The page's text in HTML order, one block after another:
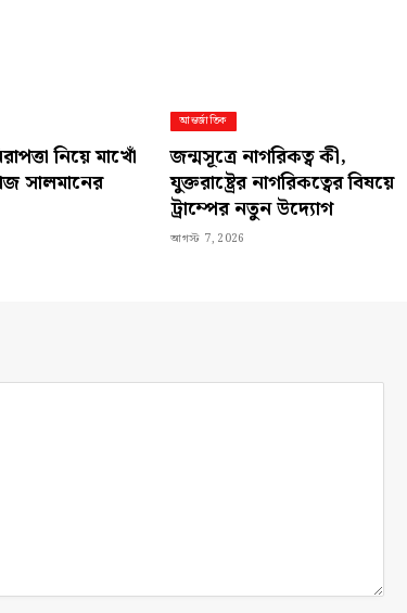
নিয়ে মাখোঁ
সালমানের
আন্তর্জাতিক
জন্মসূত্রে নাগরিকত্ব কী,
যুক্তরাষ্ট্রের নাগরিকত্বের বিষয়ে
ট্রাম্পের নতুন উদ্যোগ
আগস্ট 7, 2026